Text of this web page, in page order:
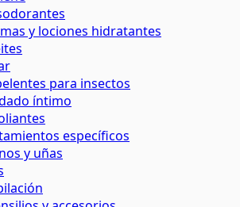
y lociones hidratantes
para insectos
íntimo
específicos
y uñas